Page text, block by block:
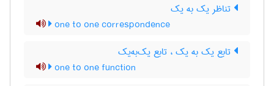
تناظر یک به یک
one to one correspondence
تابع یک به یک ، تابع یک‌به‌یک
one to one function